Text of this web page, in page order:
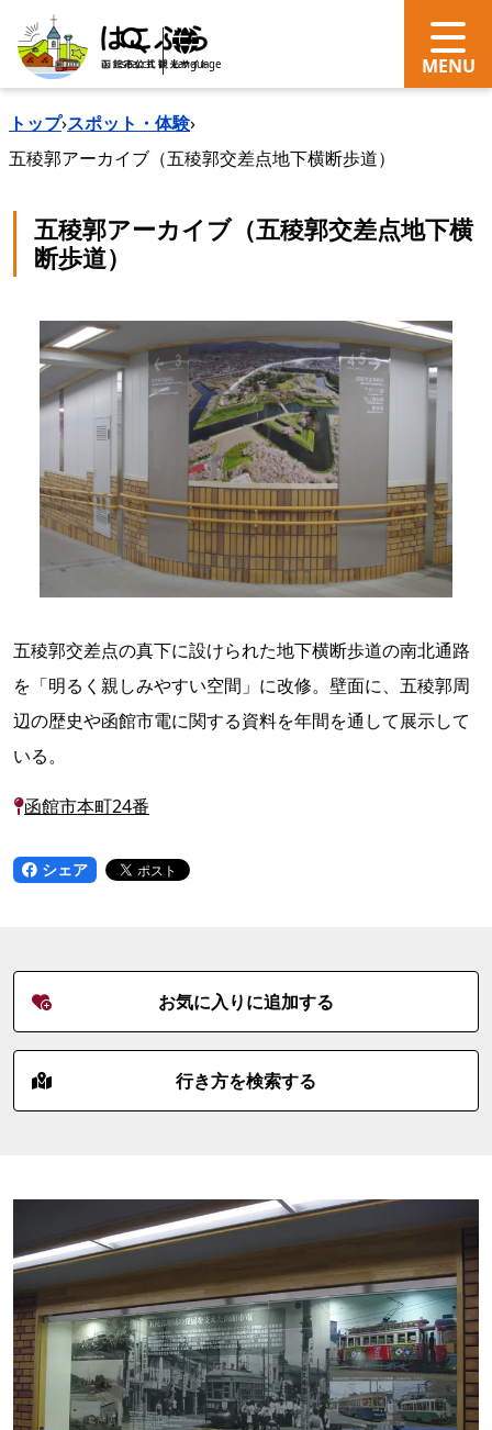
search Language
トップ›スポット・体験›
五稜郭アーカイブ（五稜郭交差点地下横断歩道）
五稜郭アーカイブ（五稜郭交差点地下横
断歩道）
五稜郭交差点の真下に設けられた地下横断歩道の南北通路
を「明るく親しみやすい空間」に改修。壁面に、五稜郭周
辺の歴史や函館市電に関する資料を年間を通して展示して
いる。
函館市本町24番
シェア
お気に入りに追加する
行き方を検索する